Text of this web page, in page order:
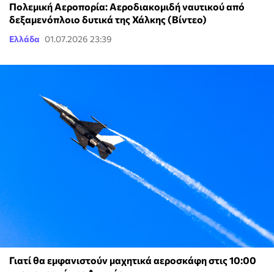
Πολεμική Αεροπορία: Αεροδιακομιδή ναυτικού από
δεξαμενόπλοιο δυτικά της Χάλκης (Βίντεο)
Ελλάδα 01.07.2026 23:39
Γιατί θα εμφανιστούν μαχητικά αεροσκάφη στις 10:00